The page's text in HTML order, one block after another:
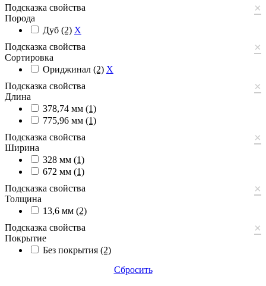
Подсказка свойства
×
Порода
Дуб (2) X
Подсказка свойства
×
Сортировка
Ориджинал (2) X
Подсказка свойства
×
Длина
378,74 мм (1)
775,96 мм (1)
Подсказка свойства
×
Ширина
328 мм (1)
672 мм (1)
Подсказка свойства
×
Толщина
13,6 мм (2)
Подсказка свойства
×
Покрытие
Без покрытия (2)
Сбросить